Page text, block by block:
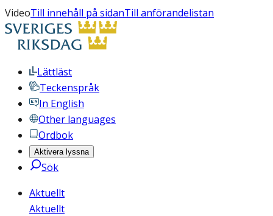
VideoTill innehåll på sidanTill anförandelistan
Lättläst
Teckenspråk
In English
Other languages
Ordbok
Aktivera lyssna
Sök
Aktuellt
Aktuellt